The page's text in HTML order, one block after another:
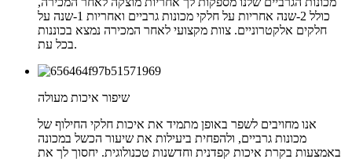
כולל 2-שנה אחריות על חלקי מכונות גרביים ואחריות 1-שנה על
חלקים אלקטרוניים. צוות מקצועי לאחר המכירה נמצא בכוננות
בכל עת.
שיפור איכות מעולה
אנו מחויבים לשפר באופן מתמיד את איכות חלקי החילוף של
מכונות גרביים, ולהפחית ביעילות את שיעור הכשל במכונה
באמצעות בקרת איכות קפדנית וחדשנות טכנולוגית. יחסוך לך את